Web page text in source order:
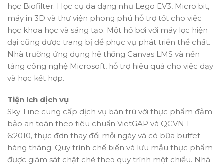
học Biofilter. Học cụ đa dạng như Lego EV3, Micro:bit,
máy in 3D và thư viện phong phú hỗ trợ tốt cho việc
học khoa học và sáng tạo. Một hồ bơi với máy lọc hiện
đại cũng được trang bị để phục vụ phát triển thể chất.
Nhà trường ứng dụng hệ thống Canvas LMS và nền
tảng công nghệ Microsoft, hỗ trợ hiệu quả cho việc dạy
và học kết hợp.
Tiện ích dịch vụ
Sky-Line cung cấp dịch vụ bán trú với thực phẩm đảm
bảo an toàn theo tiêu chuẩn VietGAP và QCVN 1-
6:2010, thực đơn thay đổi mỗi ngày và có bữa buffet
hàng tháng. Quy trình chế biến và lưu mẫu thực phẩm
được giám sát chặt chẽ theo quy trình một chiều. Nhà